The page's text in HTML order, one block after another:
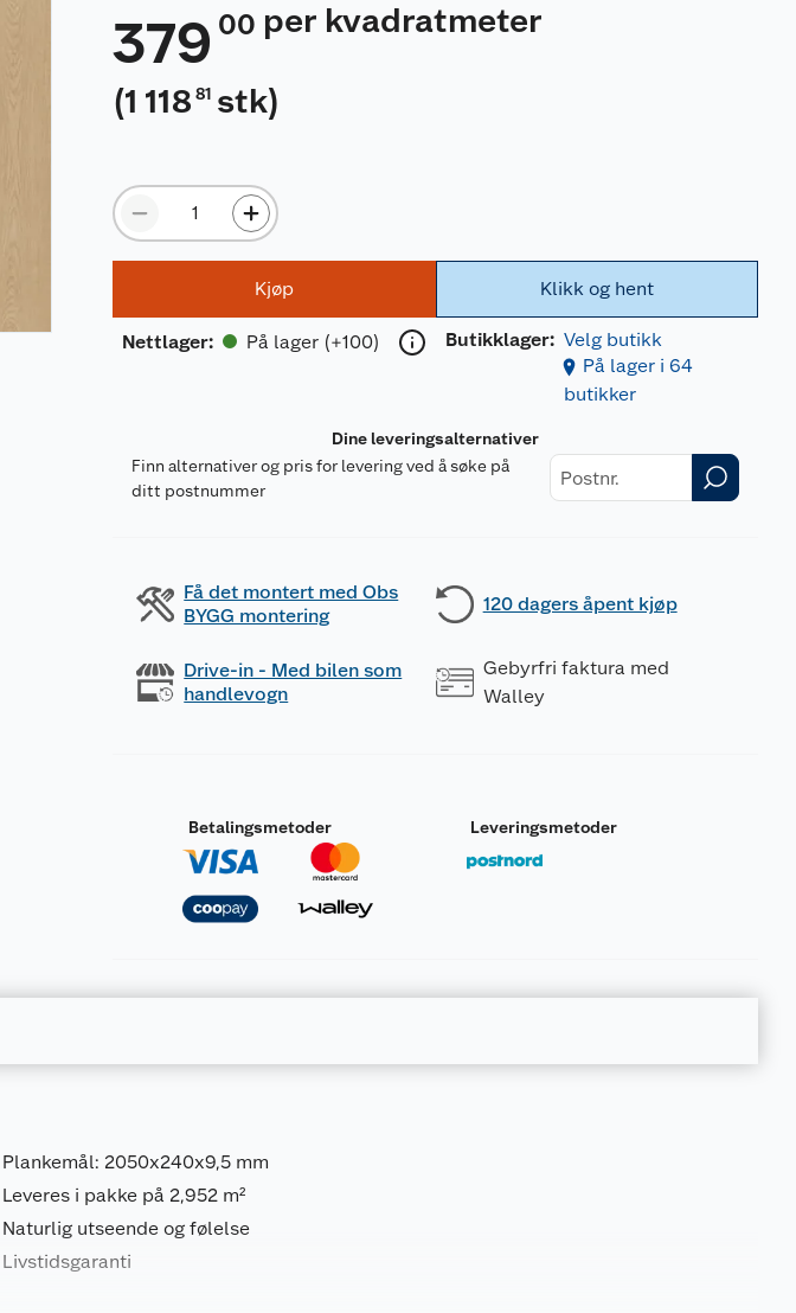
379 00 per kvadratmeter
(1 118 81 stk)
Kjøp
Nettlager: På lager (+100)
Klikk og hent
Butikklager: Velg butikk
På lager i 64
butikker
Dine leveringsalternativer
Finn alternativer og pris for levering ved å søke på
ditt postnummer
Få det montert med Obs
BYGG montering
120 dagers åpent kjøp
Drive-in - Med bilen som
handlevogn
Gebyrfri faktura med
Walley
Betalingsmetoder Leveringsmetoder
Plankemål: 2050x240x9,5 mm
Leveres i pakke på 2,952 m²
Naturlig utseende og følelse
Livstidsgaranti